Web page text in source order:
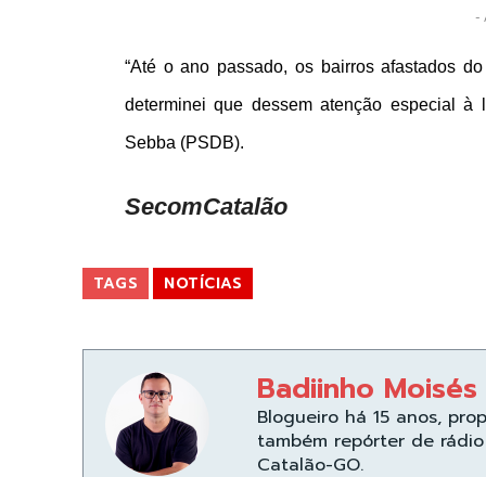
-
“Até o ano passado, os bairros afastados
determinei que dessem atenção especial à
Sebba (PSDB).
SecomCatalão
TAGS NOTÍCIAS
Badiinho Moisés
Blogueiro há 15 anos,
também repórter de rádio
Catalão-GO.